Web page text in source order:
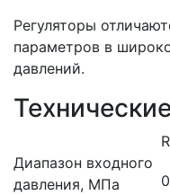
Регуляторы
параметров в
давлений.
Диапазон входного
давления, МПа